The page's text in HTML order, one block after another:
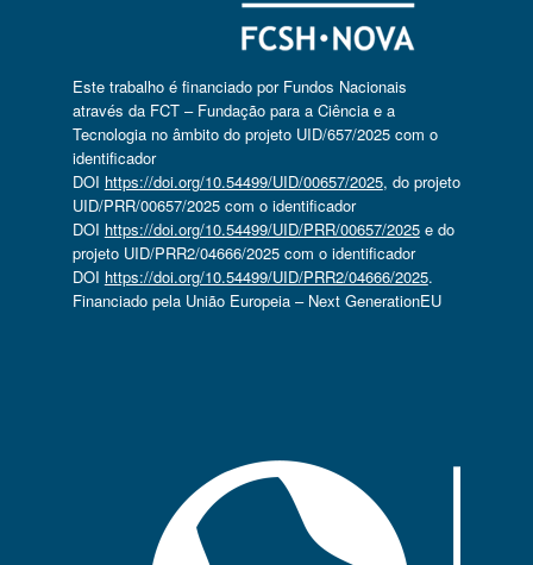
Este trabalho é financiado por Fundos Nacionais
através da FCT – Fundação para a Ciência e a
Tecnologia no âmbito do projeto UID/657/2025 com o
identificador
DOI https://doi.org/10.54499/UID/00657/2025, do projeto
UID/PRR/00657/2025 com o identificador
DOI https://doi.org/10.54499/UID/PRR/00657/2025e do
projeto UID/PRR2/04666/2025 com o identificador
DOI https://doi.org/10.54499/UID/PRR2/04666/2025.
Financiado pela União Europeia – Next GenerationEU